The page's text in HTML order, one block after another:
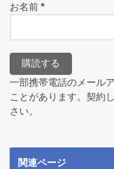
お名前*
一部携帯電話のメール
ことがあります。契約
さい。
関連ページ